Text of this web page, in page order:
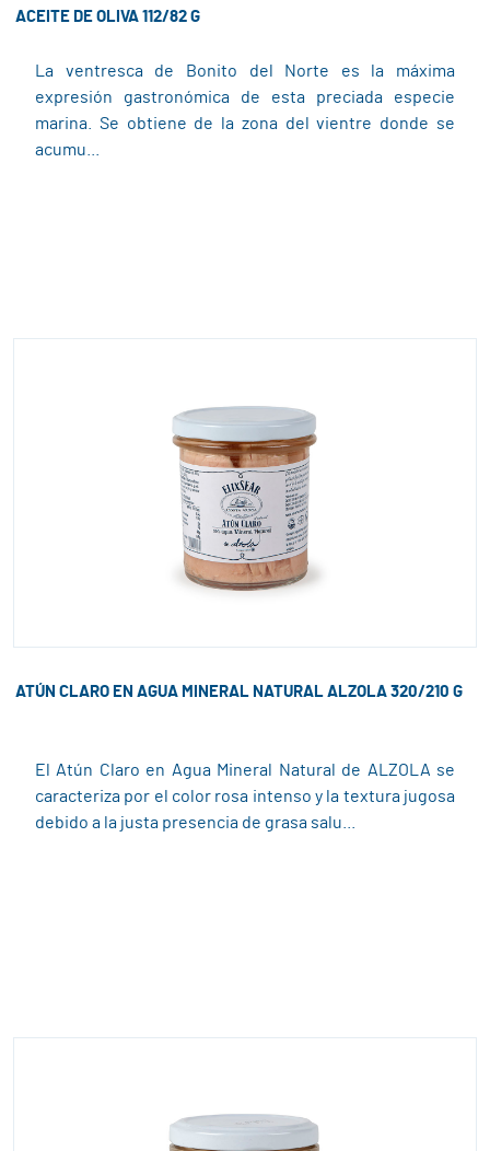
ACEITE DE OLIVA 112/82 G
La ventresca de Bonito del Norte es la máxima
expresión gastronómica de esta preciada especie
marina. Se obtiene de la zona del vientre donde se
acumu...
ATÚN CLARO EN AGUA MINERAL NATURAL ALZOLA 320/210 G
El Atún Claro en Agua Mineral Natural de ALZOLA se
caracteriza por el color rosa intenso y la textura jugosa
debido a la justa presencia de grasa salu...